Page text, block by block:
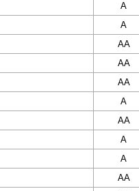
A
A
AA
AA
AA
A
AA
A
A
AA